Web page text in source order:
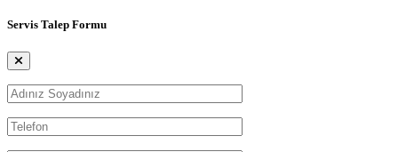
Servis Talep Formu